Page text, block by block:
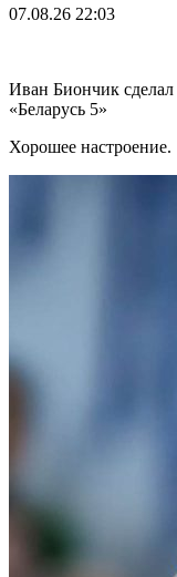
07.08.26 22:03
Иван Биончик сделал
«Беларусь 5»
Хорошее настроение.